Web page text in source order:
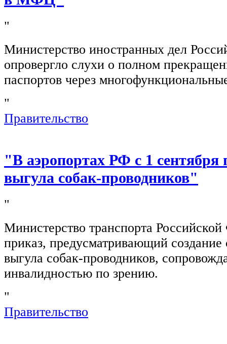
"
Министерство иностранных дел
опровергло слухи о полном
паспортов через
"
Правительство
"В аэропортах РФ с 1 сентября
выгула собак-проводников"
"
Министерство транспорта
приказ, предусматривающий создание
выгула собак-проводников,
инвалидностью по зрению.
"
Правительство